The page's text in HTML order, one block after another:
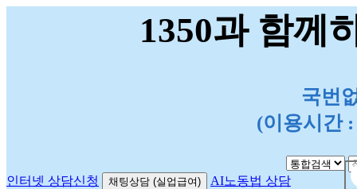
1350과 함께
국번
(이용시간
인터넷 상담신청 채팅상담 (실업급여) AI노동법 상담